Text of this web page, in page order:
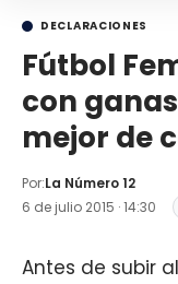
DECLARACIONES
Fútbol
con
mejor de
Por:La Número 12
6 de julio 2015 · 14:30
Antes de subir